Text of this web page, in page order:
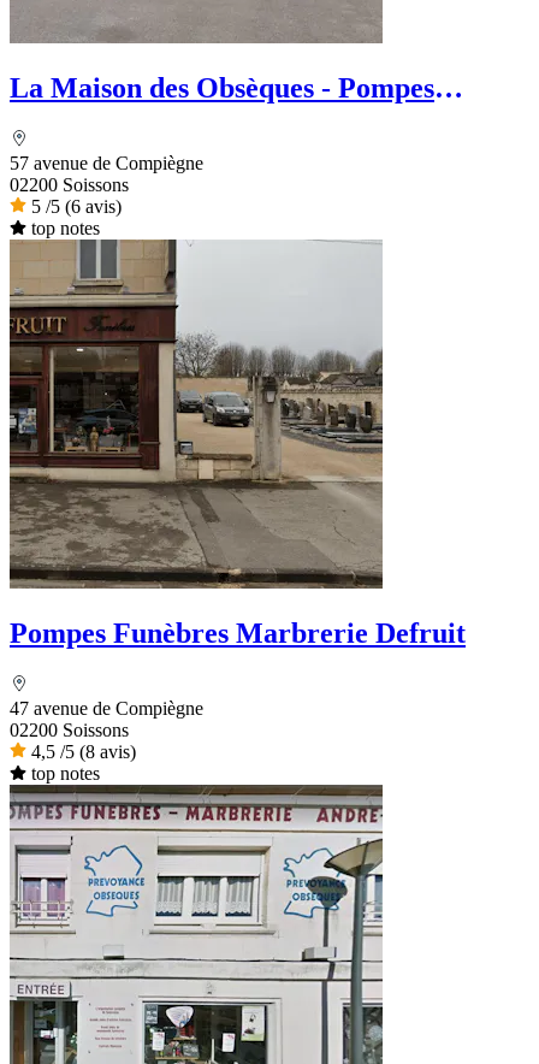
La Maison des Obsèques - Pompes
57 avenue de Compiègne
02200 Soissons
5 /5 (6 avis)
top notes
Pompes Funèbres Marbrerie Defruit
47 avenue de Compiègne
02200 Soissons
4,5 /5 (8 avis)
top notes